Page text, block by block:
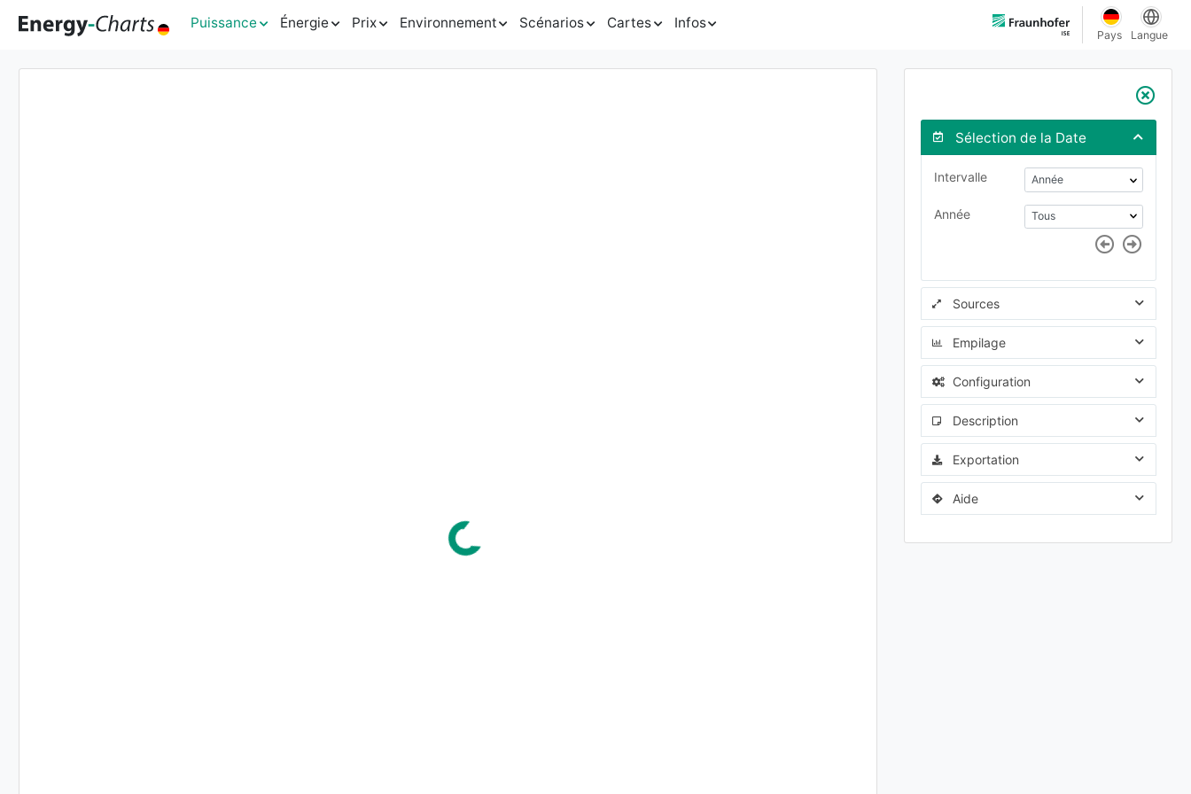
Puissance Énergie Prix Environnement Scénarios Cartes Infos
Pays Langue
Sélection de la Date
Intervalle
Année
Sources
Empilage
Configuration
Description
Exportation
Aide